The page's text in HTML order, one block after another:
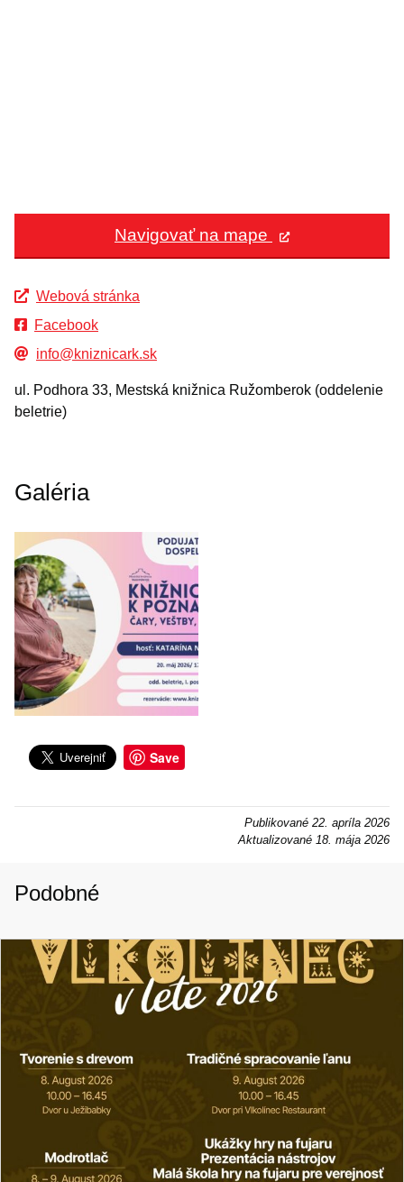
Navigovať na mape
Webová stránka
Facebook
info@kniznicark.sk
ul. Podhora 33, Mestská knižnica Ružomberok (oddelenie
beletrie)
Galéria
Save
Publikované 22. apríla 2026
Aktualizované 18. mája 2026
Podobné